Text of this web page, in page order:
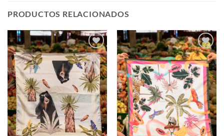
PRODUCTOS RELACIONADOS
Añadir
a la
lista de
deseos
Añadir
a la
lista de
deseos